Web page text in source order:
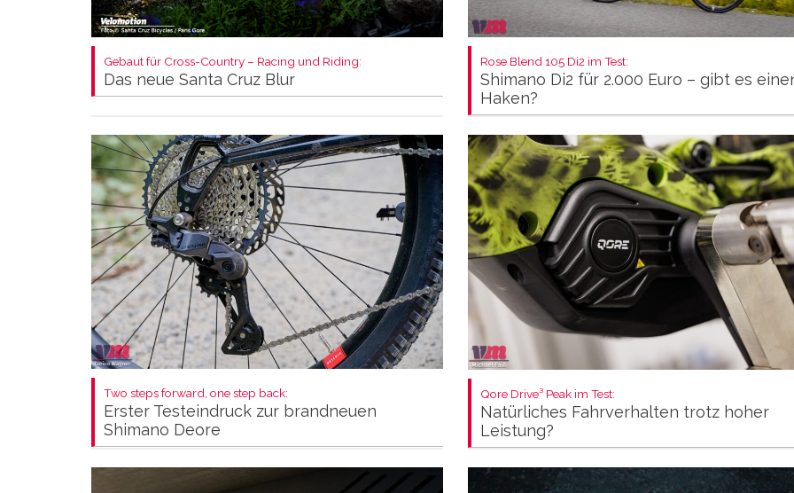
Gebaut für Cross-Country – Racing und Riding:
Das neue Santa Cruz Blur
Rose Blend 105 Di2 im Test:
Shimano Di2 für 2.000 Euro – gibt es
Haken?
Two steps forward, one step back:
Erster Testeindruck zur brandneuen
Shimano Deore
Qore Drive³ Peak im Test:
Natürliches Fahrverhalten trotz hoher
Leistung?